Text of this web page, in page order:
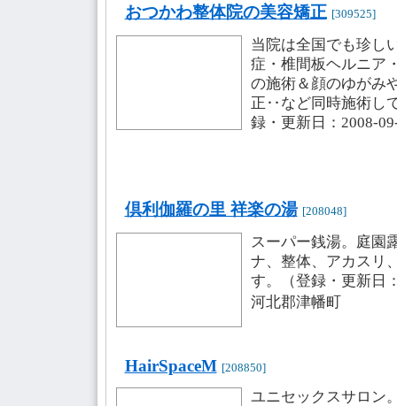
おつかわ整体院の美容矯正 [309525]
当院は全国でも珍し
症・椎間板ヘルニア
の施術＆顔のゆがみ
正‥など同時施術し
録・更新日：2008-
倶利伽羅の里 祥楽の湯 [208048]
スーパー銭湯。庭園
ナ、整体、アカスリ
す。（登録・更新日
河北郡津幡町
HairSpaceM [208850]
ユニセックスサロン